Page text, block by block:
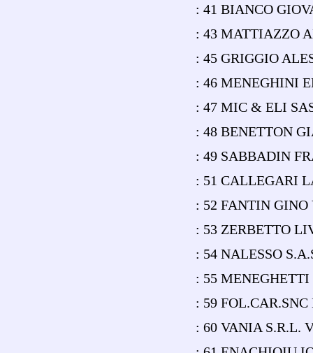
: 41 BIANCO
: 43 MATTIAZZO
: 45 GRIGGIO
: 46 MENEGHINI
: 47 MIC & ELI
: 48 BENETTON
: 49 SABBADIN
: 51 CALLEGARI
: 52 FANTIN
: 53 ZERBETTO
: 54 NALESSO
: 55
: 59
: 60 VANIA S.R.L.